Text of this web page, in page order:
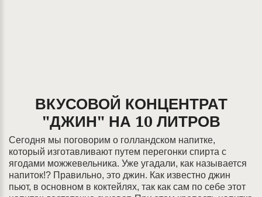
ВКУСОВОЙ КОНЦЕНТРАТ
"ДЖИН" НА 10 ЛИТРОВ
Сегодня мы поговорим о голландском напитке,
который изготавливают путем перегонки спирта с
ягодами можжевельника. Уже угадали, как называется
напиток!? Правильно, это джин. Как известно джин
пьют, в основном в коктейлях, так как сам по себе этот